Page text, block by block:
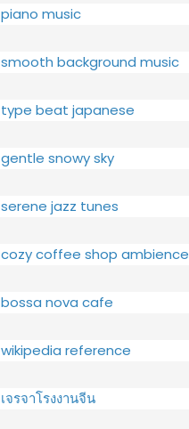
piano music
smooth background music
type beat japanese
gentle snowy sky
serene jazz tunes
cozy coffee shop ambience
bossa nova cafe
wikipedia reference
เจรจาโรงงานจีน